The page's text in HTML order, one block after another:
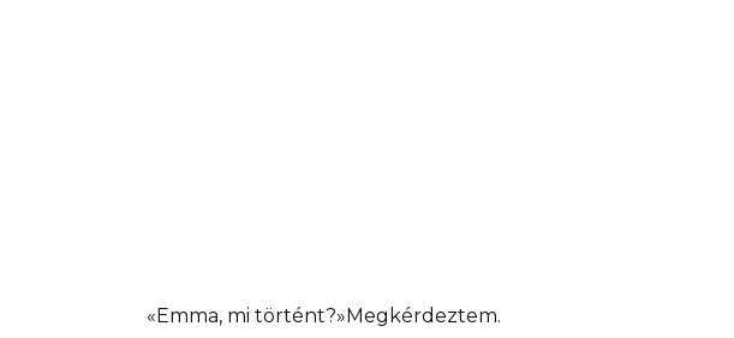
«Emma, mi történt?»Megkérdeztem.